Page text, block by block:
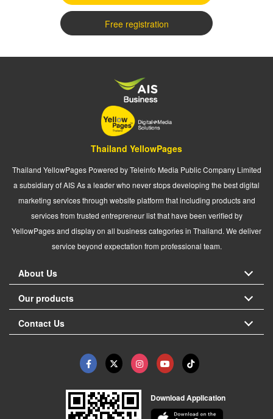
Free registration
Thailand YellowPages
Thailand YellowPages Powered by Teleinfo Media Public Company Limited
a subsidiary of AIS As a leader who never stops developing the best digital
marketing services through website platform that including products and
services from trusted entrepreneur list that have been verified by
YellowPages and display on all business categories in Thailand. We deliver
service beyond expectation from professional team.
About Us
Our products
Contact Us
Download Application